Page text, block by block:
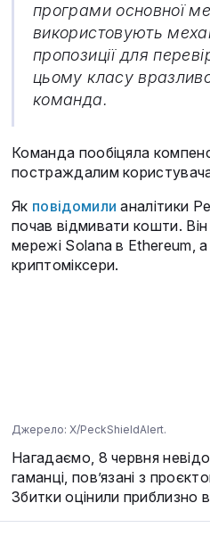
програми основної
використовують
пропозиції для
цьому класу
команда.
Команда пообіцяла
постраждалим
Як повідомили аналітики
почав відмивати кошти. Він
мережі Solana в Ethereum,
криптоміксери.
Джерело: X/PeckShieldAlert.
Нагадаємо, 8 червня
гаманці, пов’язані з
Збитки оцінили приблизно